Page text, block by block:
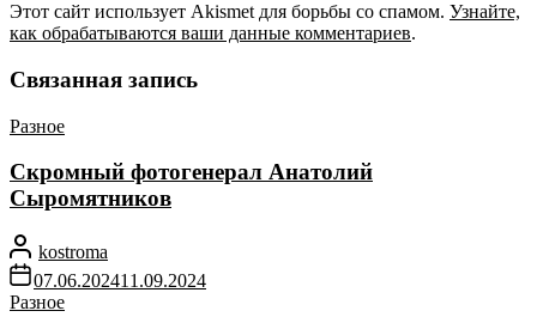
Этот сайт использует Akismet для борьбы со спамом. Узнайте,
как обрабатываются ваши данные комментариев.
Связанная запись
Разное
Скромный фотогенерал Анатолий
Сыромятников
kostroma
07.06.202411.09.2024
Разное